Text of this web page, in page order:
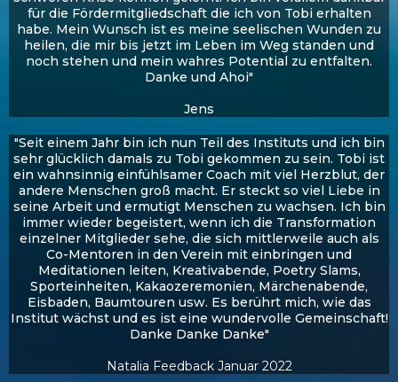
für die Fördermitgliedschaft die ich von Tobi erhalten
habe. Mein Wunsch ist es meine seelischen Wunden zu
heilen, die mir bis jetzt im Leben im Weg standen und
noch stehen und mein wahres Potential zu entfalten.
Danke und Ahoi"
Jens
"Seit einem Jahr bin ich nun Teil des Instituts und ich bin
sehr glücklich damals zu Tobi gekommen zu sein. Tobi ist
ein wahnsinnig einfühlsamer Coach mit viel Herzblut, der
andere Menschen groß macht. Er steckt so viel Liebe in
seine Arbeit und ermutigt Menschen zu wachsen. Ich bin
immer wieder begeistert, wenn ich die Transformation
einzelner Mitglieder sehe, die sich mittlerweile auch als
Co-Mentoren in den Verein mit einbringen und
Meditationen leiten, Kreativabende, Poetry Slams,
Sporteinheiten, Kakaozeremonien, Märchenabende,
Eisbaden, Baumtouren usw. Es berührt mich, wie das
Institut wächst und es ist eine wundervolle Gemeinschaft!
Danke Danke Danke"
Natalia Feedback Januar 2022